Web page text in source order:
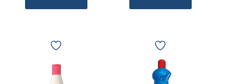
Lustra
200ml
00946
Veja
Multiuso
tradicional
500